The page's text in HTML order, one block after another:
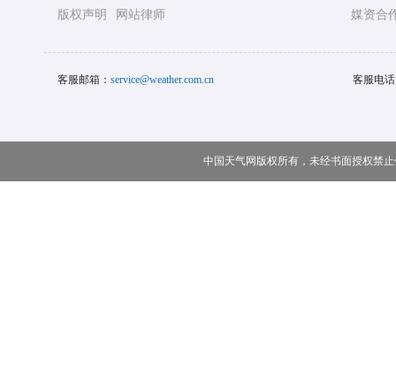
版权声明
网站律师
媒资合
客服邮箱： service@weather.com.cn 客服电
中国天气网版权所有，未经书面授权